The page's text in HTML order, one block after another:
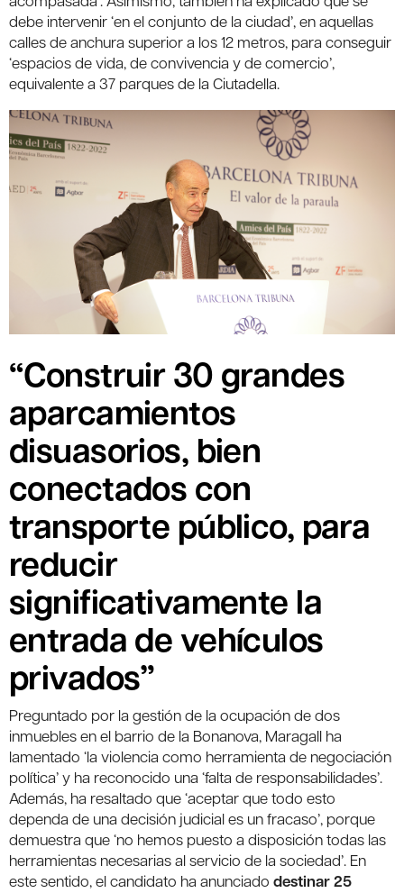
debe intervenir ‘en el conjunto de la ciudad’, en aquellas
calles de anchura superior a los 12 metros, para conseguir
‘espacios de vida, de convivencia y de comercio’,
equivalente a 37 parques de la Ciutadella.
“Construir 30 grandes
aparcamientos
disuasorios, bien
conectados con
transporte público, para
reducir
significativamente la
entrada de vehículos
privados”
Preguntado por la gestión de la ocupación de dos
inmuebles en el barrio de la Bonanova, Maragall ha
lamentado ‘la violencia como herramienta de negociación
política’ y ha reconocido una ‘falta de responsabilidades’.
Además, ha resaltado que ‘aceptar que todo esto
dependa de una decisión judicial es un fracaso’, porque
demuestra que ‘no hemos puesto a disposición todas las
herramientas necesarias al servicio de la sociedad’. En
este sentido, el candidato ha anunciado destinar 25